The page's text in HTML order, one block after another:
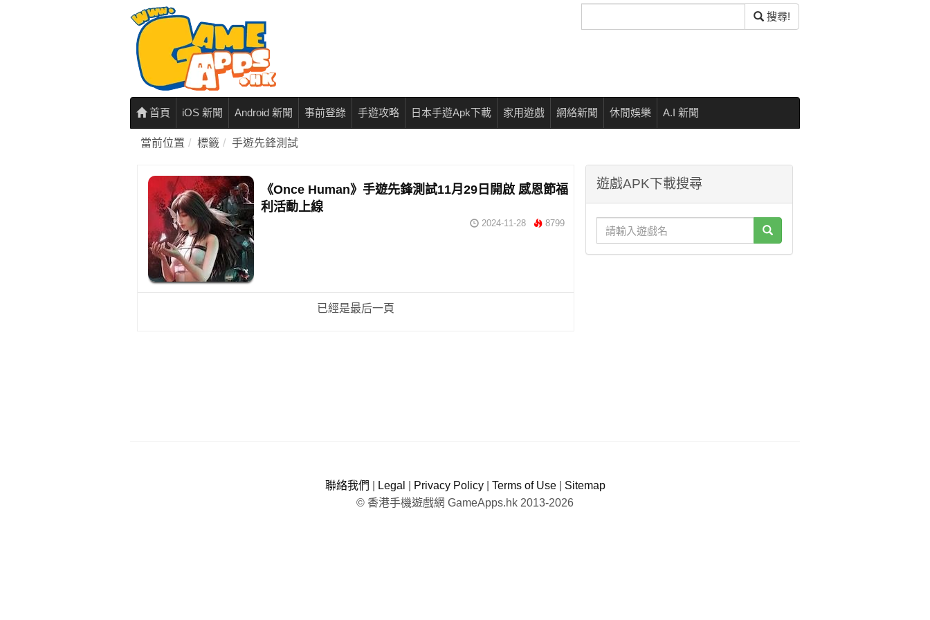
尋
搜尋!
首頁 iOS 新聞 Android 新聞 事前登錄 手遊攻略 日本手遊Apk下載 家用遊戲 網絡新聞 休閒娛樂 A.I 新聞
當前位置 標籤 手遊先鋒測試
《Once Human》手遊先鋒測試11月29日開啟 感恩節福
利活動上線
2024-11-28 8799
已經是最后一頁
遊戲APK下載搜尋
聯絡我們 Legal Privacy Policy| Terms of Use| Sitemap
© 香港手機遊戲網 GameApps.hk 2013-2026